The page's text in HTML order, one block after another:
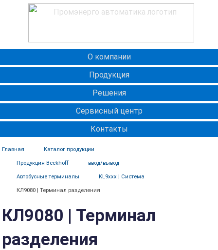
О компании
Продукция
Решения
Сервисный центр
Контакты
Главная Каталог продукции
Продукция Beckhoff ввод/вывод
Автобусные терминалы KL9xxx | Система
КЛ9080 | Терминал разделения
КЛ9080 | Терминал
разделения